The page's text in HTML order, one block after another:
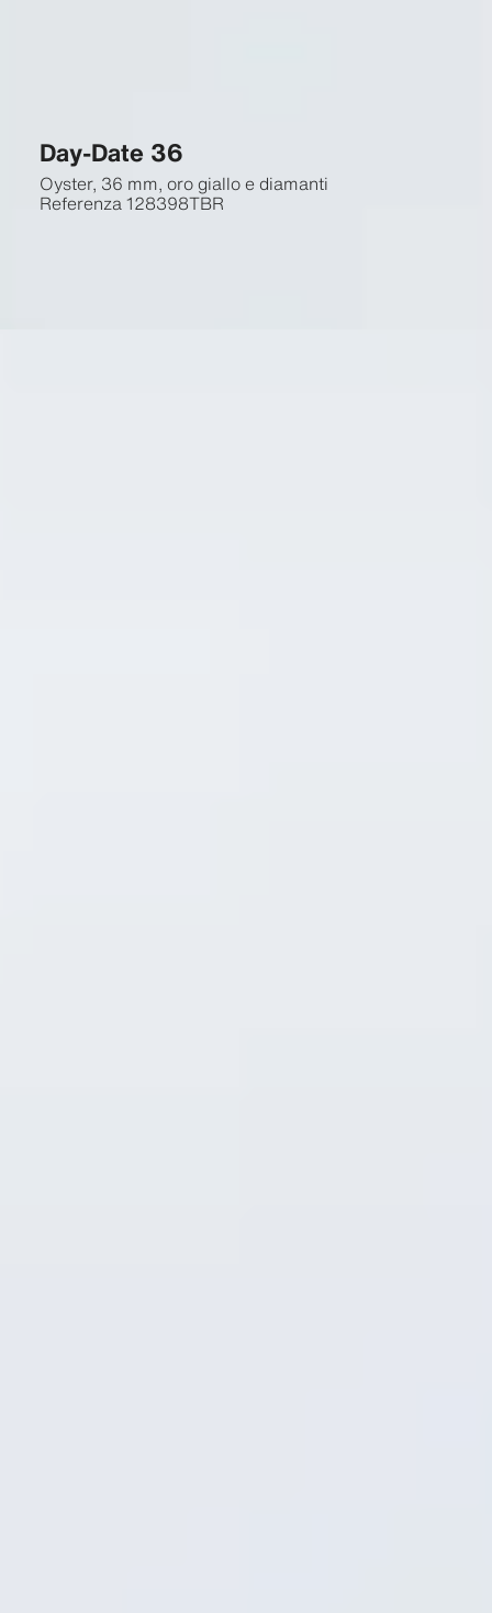
Day-Date 36
Oyster, 36 mm, oro giallo e diamanti
Referenza128398TBR